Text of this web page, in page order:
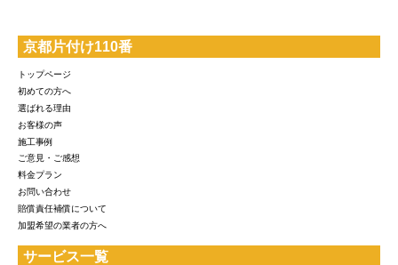
京都片付け110番
トップページ
初めての方へ
選ばれる理由
お客様の声
施工事例
ご意見・ご感想
料金プラン
お問い合わせ
賠償責任補償について
加盟希望の業者の方へ
サービス一覧